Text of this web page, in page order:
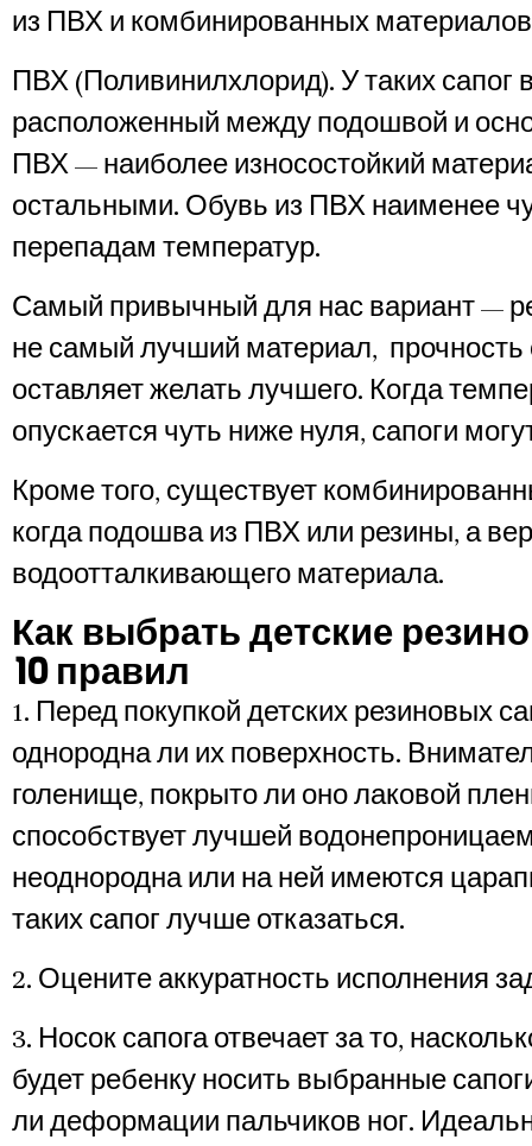
из ПВХ и комбинированных
ПВХ (Поливинилхлорид). У таких сапог
расположенный между подошвой и
ПВХ — наиболее износостойкий
остальными. Обувь из ПВХ наименее
перепадам температур.
Самый привычный для нас вариант —
не самый лучший материал, прочность
оставляет желать лучшего. Когда
опускается чуть ниже нуля, сапоги
Кроме того, существует
когда подошва из ПВХ или резины, а
водоотталкивающего материала.
Как выбрать детские
10 правил
1. Перед покупкой детских резиновых
однородна ли их поверхность.
голенище, покрыто ли оно лаковой
способствует лучшей
неоднородна или на ней имеются
таких сапог лучше отказаться.
2. Оцените аккуратность исполнения
3. Носок сапога отвечает за то,
будет ребенку носить выбранные
ли деформации пальчиков ног.